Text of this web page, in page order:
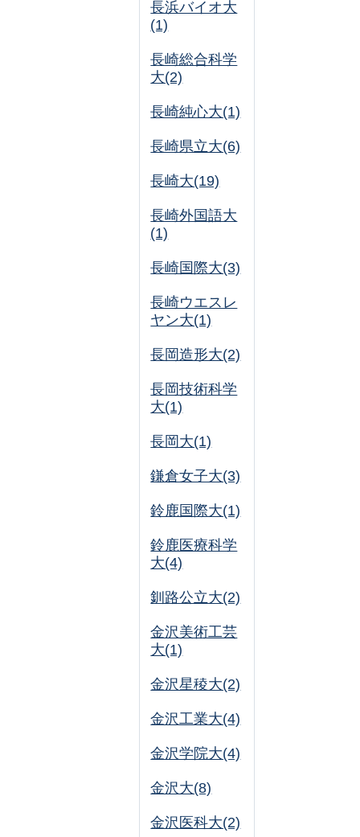
長浜バイオ大
(1)
長崎総合科学
大(2)
長崎純心大(1)
長崎県立大(6)
長崎大(19)
長崎外国語大
(1)
長崎国際大(3)
長崎ウエスレ
ヤン大(1)
長岡造形大(2)
長岡技術科学
大(1)
長岡大(1)
鎌倉女子大(3)
鈴鹿国際大(1)
鈴鹿医療科学
大(4)
釧路公立大(2)
金沢美術工芸
大(1)
金沢星稜大(2)
金沢工業大(4)
金沢学院大(4)
金沢大(8)
金沢医科大(2)